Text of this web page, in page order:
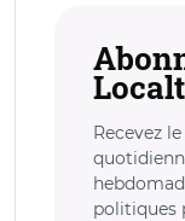
Recevez
politiques